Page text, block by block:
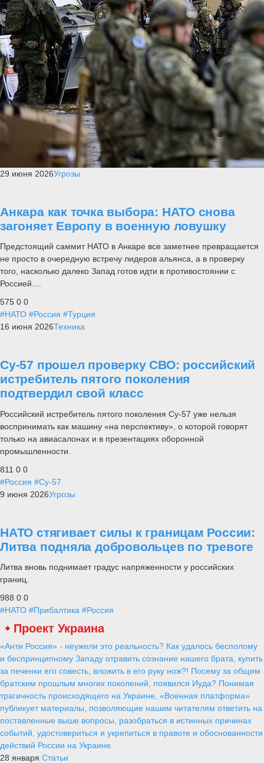
29 июня 2026Угрозы
Анкара как точка выбора: НАТО снова
загоняет Европу в военную ловушку
Предстоящий саммит НАТО в Анкаре все заметнее превращается
не просто в очередную встречу лидеров альянса, а в проверку
того, насколько далеко Запад готов идти в противостоянии с
Россией....
575 0 0
#НАТО #Россия #Турция
16 июня 2026Техника
Су-57 прошел проверку СВО: российский
истребитель пятого поколения
подтвердил свой класс
Российский истребитель пятого поколения Су-57 уже нельзя
воспринимать как машину «на перспективу», о которой говорят
только на авиасалонах и в презентациях оборонной
промышленности.
811 0 0
#Россия #Су-57
9 июня 2026Угрозы
НАТО стягивает силы к границам России:
Литва подняла добровольцев по тревоге
Литва вновь поднимает градус напряженности у российских
границ.
988 0 0
#НАТО #Прибалтика #Россия
Проект Украина
«Анти Россия» - неужели это реальность? Как удалось бесполому
и беспринципному Западу отравить сознание нашего брата, купить
за печенки его совесть, вложить в его руку нож?! Посему за общим
братским прошлым многих поколений, появился Иуда? Понимая
трагичность происходящего на Украине, «Военная платформа»
публикует материалы, позволяющие нашим читателям ответить на
поставленные выше вопросы, разобраться в истинных причинах
событий, удостовериться и укрепиться в правоте и обоснованности
действий России на Украине.
28 января Статьи